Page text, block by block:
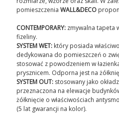
pomieszczeniaWALL&DECO
CONTEMPORARY: zmywalna tapeta
fizeliny.
SYSTEM WET: który posiada
dedykowana do pomieszczeń o
stosować z powodzeniem w
prysznicem. Odporna jest na
SYSTEM OUT: stosowany jako
przeznaczona na elewacje
żółknięcie o właściwościach
(5 lat gwarancji na kolor).